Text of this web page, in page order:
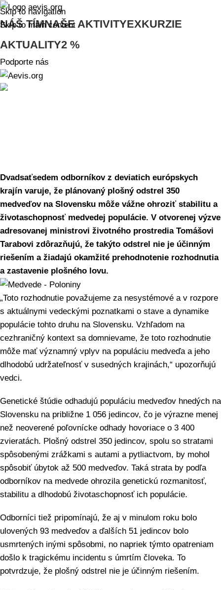
Skip to navigation
Skip to main content
NÁŠ TÍMNAŠE AKTIVITYEXKURZIE
AKTUALITY2 %
Podporte nás
Tlačová správa
Dvadsaťsedem odborníkov z deviatich európskych
krajín varuje, že plánovaný plošný odstrel 350
medveďov na Slovensku môže vážne ohroziť stabilitu a
životaschopnosť medvedej populácie. V otvorenej výzve
adresovanej ministrovi životného prostredia Tomášovi
Tarabovi zdôrazňujú, že takýto odstrel nie je účinným
riešením a žiadajú okamžité prehodnotenie rozhodnutia
a zastavenie plošného lovu.
„Toto rozhodnutie považujeme za nesystémové a v rozpore
s aktuálnymi vedeckými poznatkami o stave a dynamike
populácie tohto druhu na Slovensku. Vzhľadom na
cezhraničný kontext sa domnievame, že toto rozhodnutie
môže mať významný vplyv na populáciu medveďa a jeho
dlhodobú udržateľnosť v susedných krajinách,“ upozorňujú
vedci.
Genetické štúdie odhadujú populáciu medveďov hnedých na
Slovensku na približne 1 056 jedincov, čo je výrazne menej
než neoverené poľovnícke odhady hovoriace o 3 400
zvieratách. Plošný odstrel 350 jedincov, spolu so stratami
spôsobenými zrážkami s autami a pytliactvom, by mohol
spôsobiť úbytok až 500 medveďov. Taká strata by podľa
odborníkov na medvede ohrozila genetickú rozmanitosť,
stabilitu a dlhodobú životaschopnosť ich populácie.
Odborníci tiež pripomínajú, že aj v minulom roku bolo
ulovených 93 medveďov a ďalších 51 jedincov bolo
usmrtených inými spôsobmi, no napriek týmto opatreniam
došlo k tragickému incidentu s úmrtím človeka. To
potvrdzuje, že plošný odstrel nie je účinným riešením.